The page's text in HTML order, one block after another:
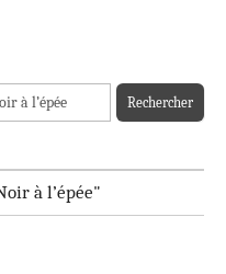
à l’épée"